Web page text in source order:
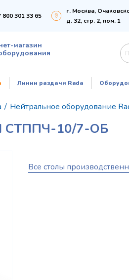
800 301 33 65
г. Москва,
д. 32, стр. 2, пом. 1
магазин
Линии раздачи Rada
/ Нейтральное оборудование
10/7-ОБ
Все столы